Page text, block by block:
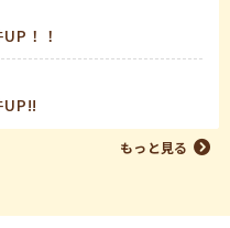
！！
UP!!
もっと見る